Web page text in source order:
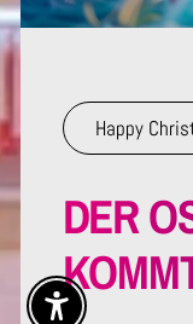
Happy
DER
Enable Accessibility